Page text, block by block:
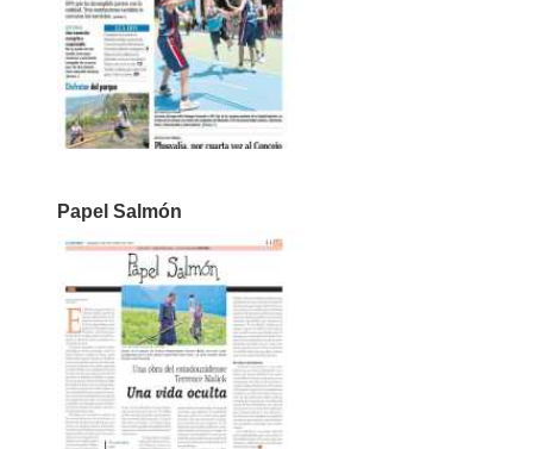
Papel Salmón